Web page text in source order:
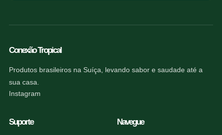
Conexão Tropical
Produtos brasileiros na Suíça, levando sabor e saudade até a
sua casa.
Instagram
Suporte Navegue